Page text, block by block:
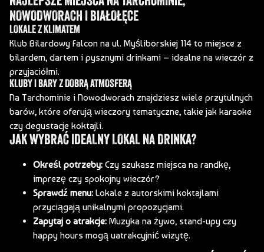
NOWODWORACH I BIAŁOŁĘCE
LOKALE Z KLIMATEM
Klub Bilardowy Falcon na ul. Myśliborskiej 114 to miejsce z
bilardem, dartem i pysznymi drinkami – idealne na wieczór z
przyjaciółmi.
KLUBY I BARY Z DOBRĄ ATMOSFERĄ
Na Tarchominie i Nowodworach znajdziesz wiele przytulnych
barów, które oferują wieczory tematyczne, takie jak karaoke
czy degustacje koktajli.
JAK WYBRAĆ IDEALNY LOKAL NA DRINKA?
Określ potrzeby: Czy szukasz miejsca na randkę,
imprezę czy spokojny wieczór?
Sprawdź menu: Lokale z autorskimi koktajlami
przyciągają unikalnymi propozycjami.
Zapytaj o atrakcje: Muzyka na żywo, stand-upy czy
happy hours mogą uatrakcyjnić wizytę.